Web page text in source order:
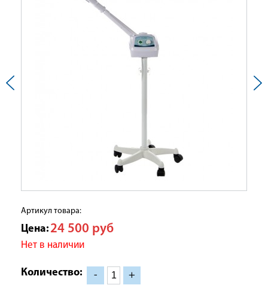
Артикул товара:
Цена: 24 500 руб
Нет в наличии
Количество: - +